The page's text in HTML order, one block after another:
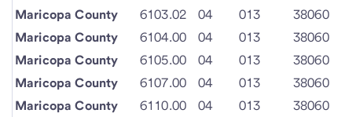
Maricopa County
6103.02 04 013
38060
Maricopa County
6104.00 04 013
38060
Maricopa County
6105.00 04 013
38060
Maricopa County
6107.00 04 013
38060
Maricopa County
6110.00 04 013
38060